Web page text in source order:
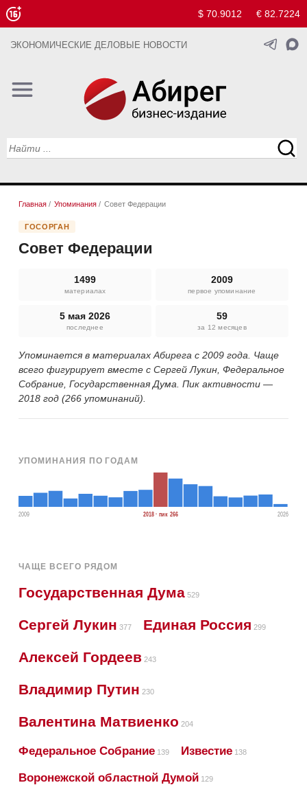
$ 70.9012 € 82.7224
ЭКОНОМИЧЕСКИЕ ДЕЛОВЫЕ НОВОСТИ
Главная / Упоминания / Совет Федерации
ГОСОРГАН
Совет Федерации
1499
материалах
2009
первое упоминание
5 мая 2026
последнее
59
за 12 месяцев
Упоминается в материалах Абирега с 2009 года. Чаще
всего фигурирует вместе с Сергей Лукин, Федеральное
Собрание, Государственная Дума. Пик активности —
2018 год (266 упоминаний).
УПОМИНАНИЯ ПО ГОДАМ
2009 2018 · пик 266 2026
ЧАЩЕ ВСЕГО РЯДОМ
Государственная Дума 529
Сергей Лукин 377 Единая Россия 299
Алексей Гордеев 243
Владимир Путин 230
Валентина Матвиенко 204
Федеральное Собрание 139 Известие 138
Воронежской областной Думой 129